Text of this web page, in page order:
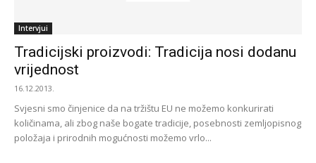
Intervjui
Tradicijski proizvodi: Tradicija nosi dodanu
vrijednost
16.12.2013.
Svjesni smo činjenice da na tržištu EU ne možemo konkurirati
količinama, ali zbog naše bogate tradicije, posebnosti zemljopisnog
položaja i prirodnih mogućnosti možemo vrlo...